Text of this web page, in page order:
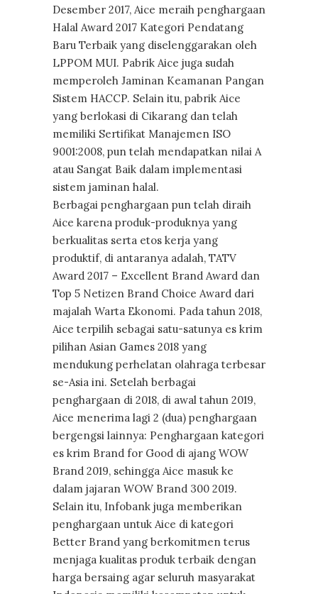
Desember 2017, Aice meraih penghargaan
Halal Award 2017 Kategori Pendatang
Baru Terbaik yang diselenggarakan oleh
LPPOM MUI. Pabrik Aice juga sudah
memperoleh Jaminan Keamanan Pangan
Sistem HACCP. Selain itu, pabrik Aice
yang berlokasi di Cikarang dan telah
memiliki Sertifikat Manajemen ISO
9001:2008, pun telah mendapatkan nilai A
atau Sangat Baik dalam implementasi
sistem jaminan halal.
Berbagai penghargaan pun telah diraih
Aice karena produk-produknya yang
berkualitas serta etos kerja yang
produktif, di antaranya adalah, TATV
Award 2017 – Excellent Brand Award dan
Top 5 Netizen Brand Choice Award dari
majalah Warta Ekonomi. Pada tahun 2018,
Aice terpilih sebagai satu-satunya es krim
pilihan Asian Games 2018 yang
mendukung perhelatan olahraga terbesar
se-Asia ini. Setelah berbagai
penghargaan di 2018, di awal tahun 2019,
Aice menerima lagi 2 (dua) penghargaan
bergengsi lainnya: Penghargaan kategori
es krim Brand for Good di ajang WOW
Brand 2019, sehingga Aice masuk ke
dalam jajaran WOW Brand 300 2019.
Selain itu, Infobank juga memberikan
penghargaan untuk Aice di kategori
Better Brand yang berkomitmen terus
menjaga kualitas produk terbaik dengan
harga bersaing agar seluruh masyarakat